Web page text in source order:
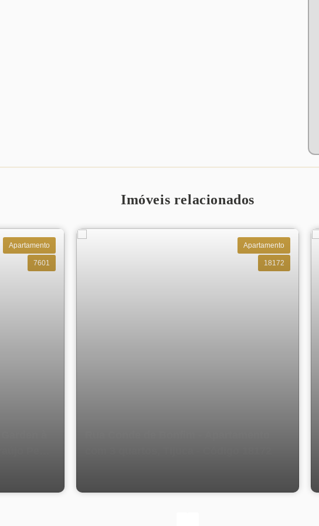
Imóveis relacionados
Apartamento
7601
Apartamento
18172